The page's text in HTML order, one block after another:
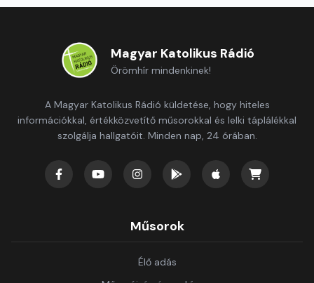
Magyar Katolikus Rádió
Örömhír mindenkinek!
A Magyar Katolikus Rádió küldetése, hogy hiteles
információkkal, értékközvetítő műsorokkal és lelki táplálékkal
szolgálja hallgatóit. Minden nap, 24 órában.
Műsorok
Élő adás